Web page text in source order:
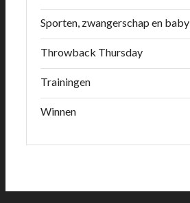
Sporten, zwangerschap en baby
Throwback Thursday
Trainingen
Winnen